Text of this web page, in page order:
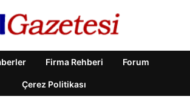
Firma Rehberi Forum
Çerez Politikası